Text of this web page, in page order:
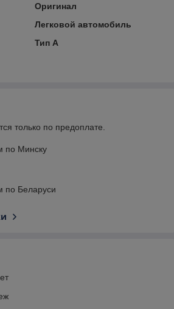
Оригинал
Легковой автомобиль
Тип A
только по предоплате.
по Минску
по Беларуси